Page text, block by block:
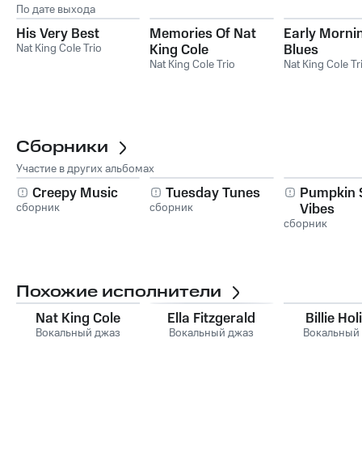
По дате выхода
His Very Best
Nat King Cole Trio
Memories Of Nat
King Cole
Nat King Cole Trio
Early
Blues
Nat King Cole
Сборники
Участие в других альбомах
Creepy Music
сборник
Tuesday Tunes
сборник
Pumpkin
Vibes
сборник
Похожие исполнители
Nat King Cole
Вокальный джаз
Ella Fitzgerald
Вокальный джаз
Billie